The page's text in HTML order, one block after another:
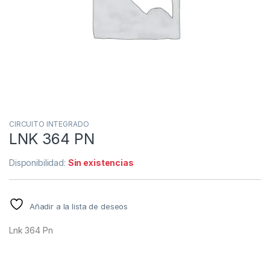
CIRCUITO INTEGRADO
LNK 364 PN
Disponibilidad: Sin existencias
Añadir a la lista de deseos
Lnk 364 Pn